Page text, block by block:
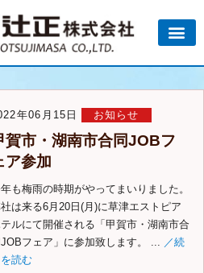
年06月15日 お知らせ
賀市・湖南市合同JOBフ
ア参加
も梅雨の時期がやってまいりました。
は来る6月20日(月)に草津エストピア
ルにて開催される「甲賀市・湖南市合
フェア」に参加致します。 ...
／続
を読む